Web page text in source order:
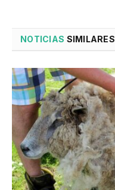
NOTICIAS SIMILARES